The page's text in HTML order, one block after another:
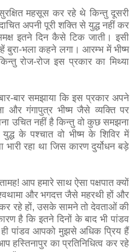
महसूस कर रहे थे किन्तु दूसरी
अपनी पूरी शक्ति से युद्ध नहीं कर
इतने दिन कैसे टिक जाती। इसी
बुरा-भला कहने लगा। आरम्भ में भीष्म
रोज-रोज इस प्रकार का मिथ्या
बार-बार समझाया कि इस प्रकार अपने
और गंगापुत्र भीष्म जैसे व्यक्ति पर
उचित नहीं है किन्तु वो कुछ समझना
के पश्चात वो भीष्म के शिविर में
रहा था जिस कारण दुर्योधन बड़े
आप हमारे साथ ऐसा पक्षपात क्यों
और भगदत्त जैसे महरथी हों और
रहे हों, उसके सामने तो देवताओं की
है कि इतने दिनों के बाद भी पांडव
पांडव आपको मुझसे अधिक प्रिय हैं
हस्तिनापुर का प्रतिनिधित्व कर रहे